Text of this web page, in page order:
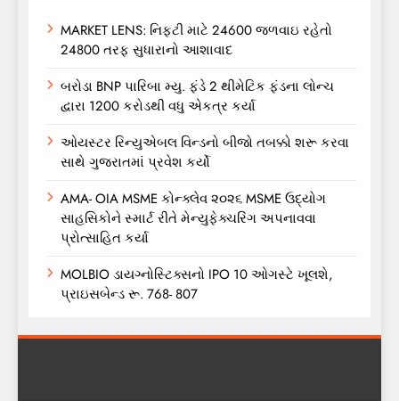
MARKET LENS: નિફ્ટી માટે 24600 જળવાઇ રહેતો
24800 તરફ સુધારાનો આશાવાદ
બરોડા BNP પારિબા મ્યુ. ફંડે 2 થીમેટિક ફંડના લોન્ચ
દ્વારા 1200 કરોડથી વધુ એકત્ર કર્યા
ઓયસ્ટર રિન્યુએબલ વિન્ડનો બીજો તબક્કો શરૂ કરવા
સાથે ગુજરાતમાં પ્રવેશ કર્યો
AMA- OIA MSME કોન્ક્લેવ ૨૦૨૬ MSME ઉદ્યોગ
સાહસિકોને સ્માર્ટ રીતે મેન્યુફેક્ચરિંગ અપનાવવા
પ્રોત્સાહિત કર્યા
MOLBIO ડાયગ્નોસ્ટિક્સનો IPO 10 ઓગસ્ટે ખૂલશે,
પ્રાઇસબેન્ડ રૂ. 768- 807